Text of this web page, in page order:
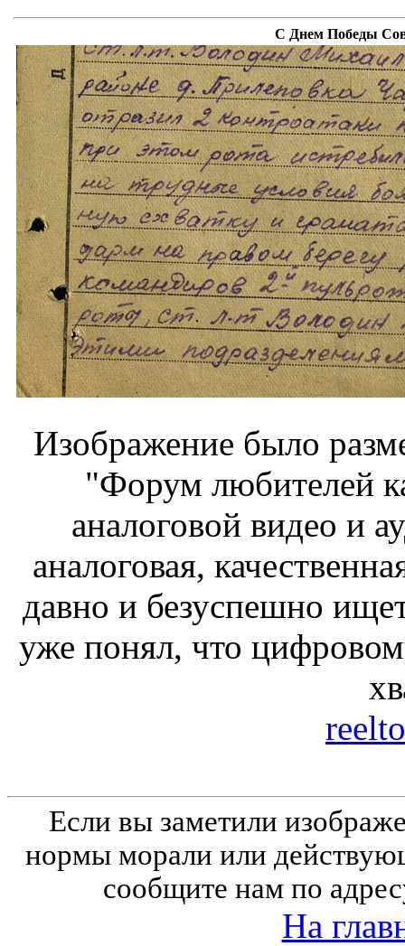
С Днем Победы
Изображение было
"Форум любителей
аналоговой видео и
аналоговая,
давно и безуспешно
уже понял, что
Если вы заметили
нормы морали или
сообщите нам по
На